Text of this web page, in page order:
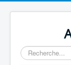
Rechercher